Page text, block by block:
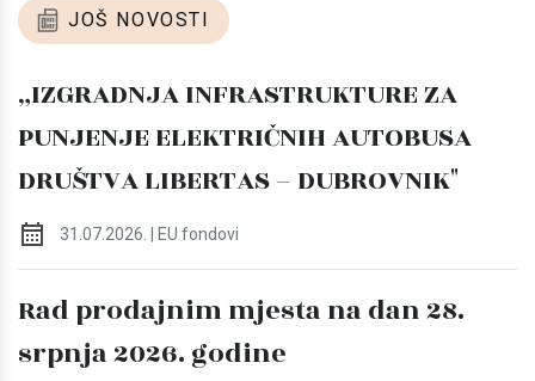
JOŠ NOVOSTI
„IZGRADNJA INFRASTRUKTURE ZA
PUNJENJE ELEKTRIČNIH AUTOBUSA
DRUŠTVA LIBERTAS – DUBROVNIK"
31.07.2026. | EU fondovi
Rad prodajnim mjesta na dan 28.
srpnja 2026. godine